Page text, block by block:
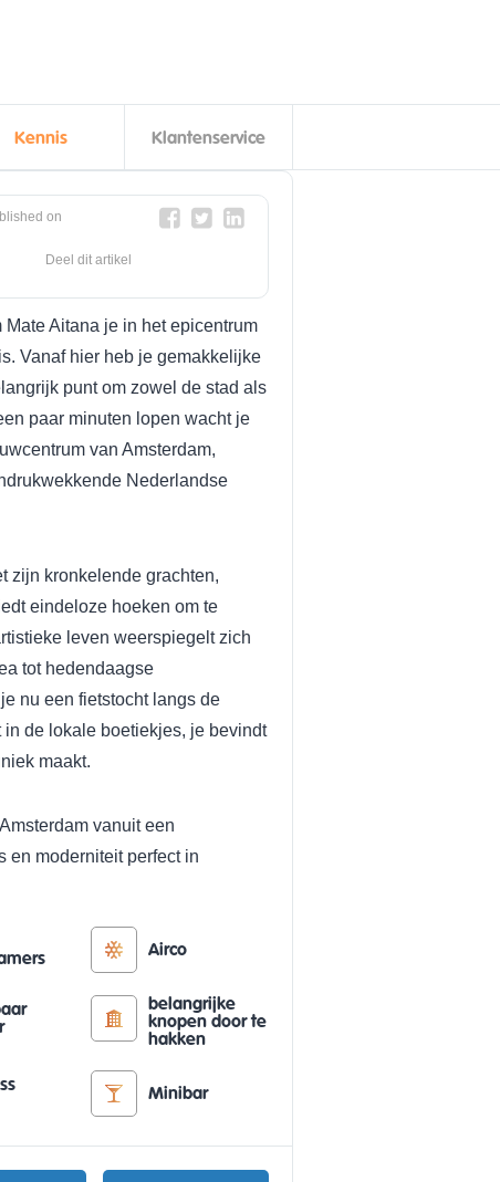
Kennis Klantenservice
on
Deel dit artikel
Mate Aitana je in het epicentrum
Vanaf hier heb je gemakkelijke
punt om zowel de stad als
paar minuten lopen wacht je
van Amsterdam,
Nederlandse
zijn kronkelende grachten,
eindeloze hoeken om te
leven weerspiegelt zich
tot hedendaagse
nu een fietstocht langs de
de lokale boetiekjes, je bevindt
maakt.
vanuit een
en moderniteit perfect in
Airco
belangrijke
knopen door te
hakken
Minibar